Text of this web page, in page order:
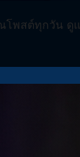
ณโพสต์ทุกวัน